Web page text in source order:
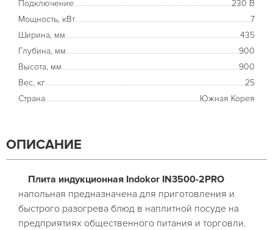
Подключение
230 В
Мощность, кВт
7
Ширина, мм
435
Глубина, мм
900
Высота, мм
900
Вес, кг
25
Страна
Южная Корея
ОПИСАНИЕ
Плита индукционная Indokor IN3500-2PRO
напольная предназначена для приготовления и
быстрого разогрева блюд в наплитной посуде на
предприятиях общественного питания и торговли.